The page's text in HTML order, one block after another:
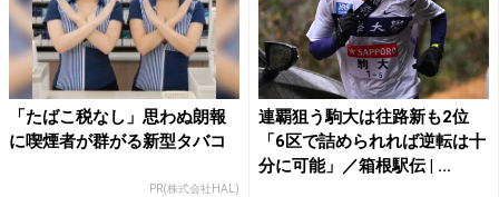
「たばこ税なし」思わぬ朗報
に喫煙者が群がる新型タバコ
PR(株式会社HAL)
連覇狙う駒大は往路新も2位
「6区で詰められれば逆転は十
分に可能」／箱根駅伝 | ...